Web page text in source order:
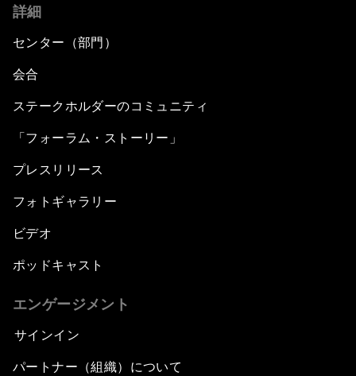
詳細
センター（部門）
会合
ステークホルダーのコミュニティ
「フォーラム・ストーリー」
プレスリリース
フォトギャラリー
ビデオ
ポッドキャスト
エンゲージメント
サインイン
パートナー（組織）について